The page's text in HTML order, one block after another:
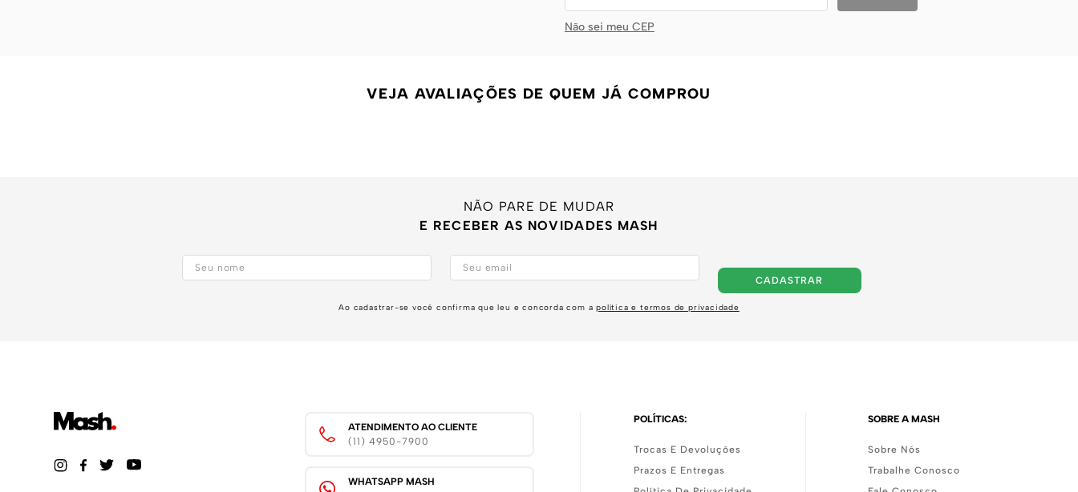
Não sei meu CEP
VEJA AVALIAÇÕES DE QUEM JÁ COMPROU
NÃO PARE DE MUDAR
E RECEBER AS NOVIDADES MASH
CADASTRAR
Ao cadastrar-se você confirma que leu e concorda com apolítica e termos de privacidade
ATENDIMENTO AO CLIENTE
(11) 4950-7900
WHATSAPP MASH
POLÍTICAS:
Trocas E Devoluções
Prazos E Entregas
SOBRE A MASH
Sobre Nós
Trabalhe Conosco